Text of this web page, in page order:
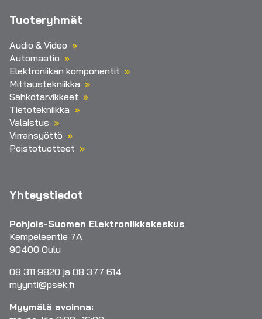
Tuoteryhmät
Audio & Video
Automaatio
Elektroniikan komponentit
Mittaustekniikka
Sähkötarvikkeet
Tietotekniikka
Valaistus
Virransyöttö
Poistotuotteet
Yhteystiedot
Pohjois-Suomen Elektroniikkakeskus
Kempeleentie 7A
90400 Oulu
08 311 9820 ja 08 377 614
myynti@psek.fi
Myymälä avoinna: